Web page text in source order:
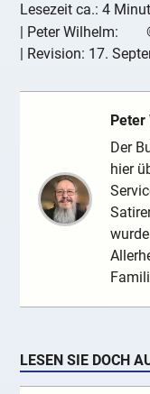
Lesezeit ca.: 4
Peter Wilhelm:
| Revision: 17.
Peter
Der
hier
LESEN SIE DOCH